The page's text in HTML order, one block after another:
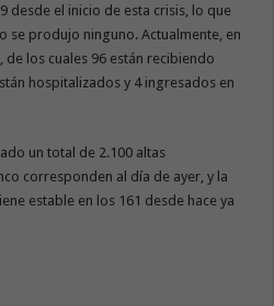
desde el inicio de esta crisis, lo que
se produjo ninguno. Actualmente, en
de los cuales 96 están recibiendo
hospitalizados y 4 ingresados en
un total de 2.100 altas
corresponden al día de ayer, y la
estable en los 161 desde hace ya